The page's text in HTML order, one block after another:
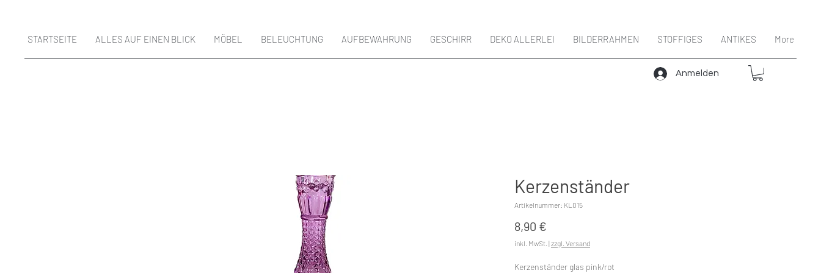
STARTSEITE ALLES AUF EINEN BLICK MÖBEL BELEUCHTUNG AUFBEWAHRUNG GESCHIRR DEKO ALLERLEI BILDERRAHMEN STOFFIGES ANTIKES More
Anmelden
Kerzenständer
Artikelnummer: KL015
8,90 €
inkl. MwSt. |zzgl. Versand
Kerzenständer glas pink/rot